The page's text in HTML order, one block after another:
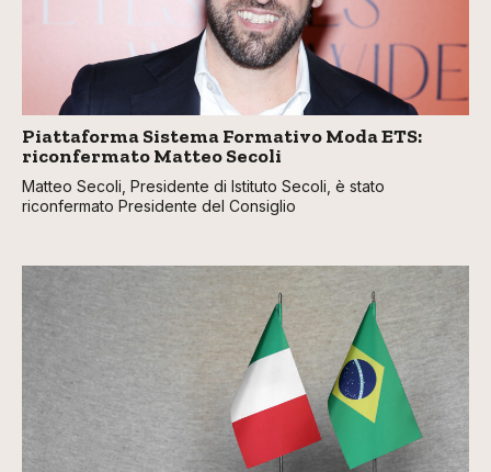
Piattaforma Sistema Formativo Moda ETS:
riconfermato Matteo Secoli
Matteo Secoli, Presidente di Istituto Secoli, è stato
riconfermato Presidente del Consiglio